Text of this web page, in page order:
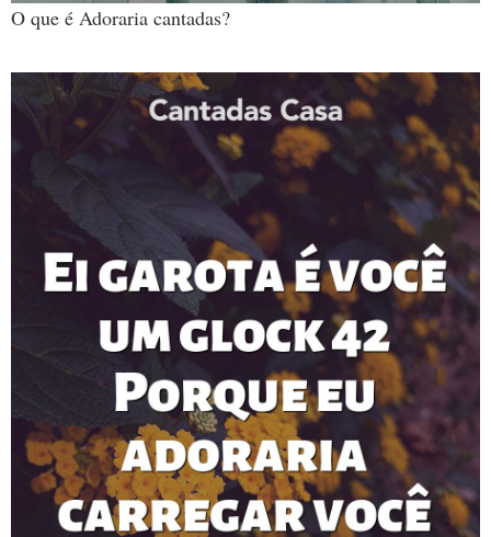
O que é Adoraria cantadas?